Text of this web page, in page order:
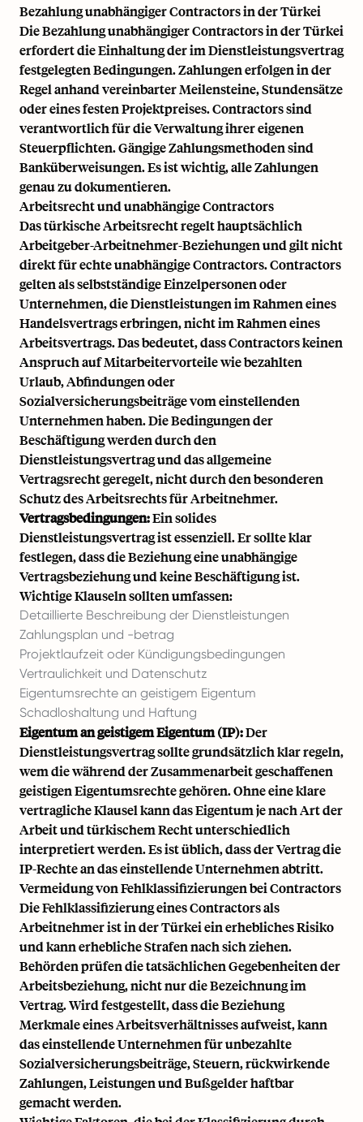
Bezahlung unabhängiger Contractors in der Türkei
Die Bezahlung unabhängiger Contractors in der Türkei
erfordert die Einhaltung der im Dienstleistungsvertrag
festgelegten Bedingungen. Zahlungen erfolgen in der
Regel anhand vereinbarter Meilensteine, Stundensätze
oder eines festen Projektpreises. Contractors sind
verantwortlich für die Verwaltung ihrer eigenen
Steuerpflichten. Gängige Zahlungsmethoden sind
Banküberweisungen. Es ist wichtig, alle Zahlungen
genau zu dokumentieren.
Arbeitsrecht und unabhängige Contractors
Das türkische Arbeitsrecht regelt hauptsächlich
Arbeitgeber-Arbeitnehmer-Beziehungen und gilt nicht
direkt für echte unabhängige Contractors. Contractors
gelten als selbstständige Einzelpersonen oder
Unternehmen, die Dienstleistungen im Rahmen eines
Handelsvertrags erbringen, nicht im Rahmen eines
Arbeitsvertrags. Das bedeutet, dass Contractors keinen
Anspruch auf Mitarbeitervorteile wie bezahlten
Urlaub, Abfindungen oder
Sozialversicherungsbeiträge vom einstellenden
Unternehmen haben. Die Bedingungen der
Beschäftigung werden durch den
Dienstleistungsvertrag und das allgemeine
Vertragsrecht geregelt, nicht durch den besonderen
Schutz des Arbeitsrechts für Arbeitnehmer.
Vertragsbedingungen:Ein solides
Dienstleistungsvertrag ist essenziell. Er sollte klar
festlegen, dass die Beziehung eine unabhängige
Vertragsbeziehung und keine Beschäftigung ist.
Wichtige Klauseln sollten umfassen:
Detaillierte Beschreibung der Dienstleistungen
Zahlungsplan und -betrag
Projektlaufzeit oder Kündigungsbedingungen
Vertraulichkeit und Datenschutz
Eigentumsrechte an geistigem Eigentum
Schadloshaltung und Haftung
Eigentum an geistigem Eigentum (IP):Der
Dienstleistungsvertrag sollte grundsätzlich klar regeln,
wem die während der Zusammenarbeit geschaffenen
geistigen Eigentumsrechte gehören. Ohne eine klare
vertragliche Klausel kann das Eigentum je nach Art der
Arbeit und türkischem Recht unterschiedlich
interpretiert werden. Es ist üblich, dass der Vertrag die
IP-Rechte an das einstellende Unternehmen abtritt.
Vermeidung von Fehlklassifizierungen bei Contractors
Die Fehlklassifizierung eines Contractors als
Arbeitnehmer ist in der Türkei ein erhebliches Risiko
und kann erhebliche Strafen nach sich ziehen.
Behörden prüfen die tatsächlichen Gegebenheiten der
Arbeitsbeziehung, nicht nur die Bezeichnung im
Vertrag. Wird festgestellt, dass die Beziehung
Merkmale eines Arbeitsverhältnisses aufweist, kann
das einstellende Unternehmen für unbezahlte
Sozialversicherungsbeiträge, Steuern, rückwirkende
Zahlungen, Leistungen und Bußgelder haftbar
gemacht werden.